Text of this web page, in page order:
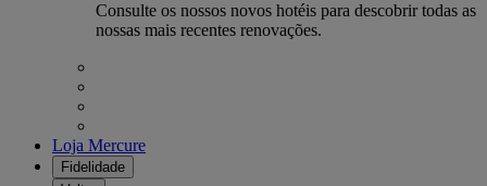
Consulte os nossos novos hotéis para descobrir todas as
nossas mais recentes renovações.
Loja Mercure
Fidelidade